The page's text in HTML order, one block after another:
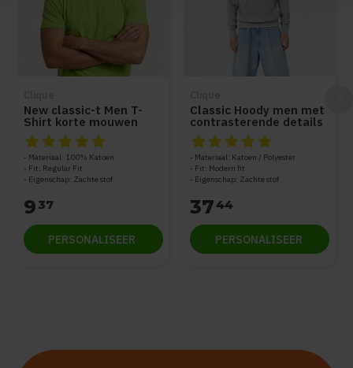
New classic-t Men T-
Shirt korte mouwen
De beoordeling van dit product is 5van de 5
Materiaal: 100% Katoen
Fit: Regular Fit
Eigenschap: Zachte stof
9 37
PERSONALISEER
Classic Hoody men met
contrasterende details
De beoordeling van dit
Materiaal: Katoen / Polyester
Fit: Modern fit
Eigenschap: Zachte stof
3744
PERSONALISEER